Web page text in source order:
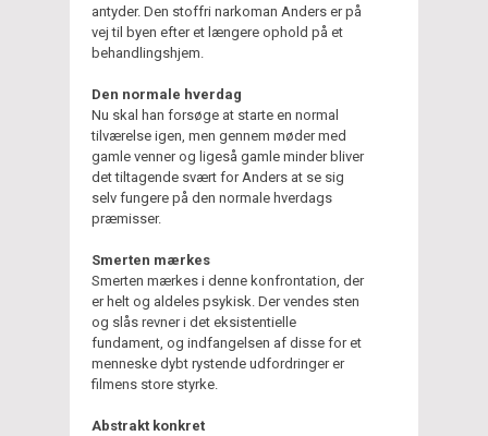
antyder. Den stoffri narkoman Anders er på
vej til byen efter et længere ophold på et
behandlingshjem.
Den normale hverdag
Nu skal han forsøge at starte en normal
tilværelse igen, men gennem møder med
gamle venner og ligeså gamle minder bliver
det tiltagende svært for Anders at se sig
selv fungere på den normale hverdags
præmisser.
Smerten mærkes
Smerten mærkes i denne konfrontation, der
er helt og aldeles psykisk. Der vendes sten
og slås revner i det eksistentielle
fundament, og indfangelsen af disse for et
menneske dybt rystende udfordringer er
filmens store styrke.
Abstrakt konkret